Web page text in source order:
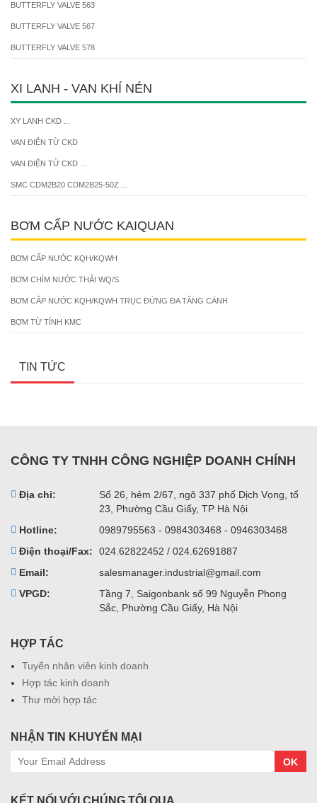
BUTTERFLY VALVE 563
BUTTERFLY VALVE 567
BUTTERFLY VALVE 578
XI LANH - VAN KHÍ NÉN
XY LANH CKD ...
VAN ĐIỆN TỪ CKD
VAN ĐIỆN TỪ CKD ...
SMC CDM2B20 CDM2B25-50Z ...
BƠM CẤP NƯỚC KAIQUAN
BƠM CẤP NƯỚC KQH/KQWH
BƠM CHÌM NƯỚC THẢI WQ/S
BƠM CẤP NƯỚC KQH/KQWH TRỤC ĐỨNG ĐA TẦNG CÁNH
BƠM TỪ TÍNH KMC
TIN TỨC
CÔNG TY TNHH CÔNG NGHIỆP DOANH CHÍNH
Địa chỉ:
Số 26, hẻm 2/67, ngõ 337 phố Dịch Vọng, tổ
23, Phường Cầu Giấy, TP Hà Nội
Hotline:
0989795563 - 0984303468 - 0946303468
Điện thoại/Fax:
024.62822452 / 024.62691887
Email:
salesmanager.industrial@gmail.com
VPGD:
Tầng 7, Saigonbank số 99 Nguyễn Phong
Sắc, Phường Cầu Giấy, Hà Nội
HỢP TÁC
Tuyển nhân viên kinh doanh
Hợp tác kinh doanh
Thư mời hợp tác
NHẬN TIN KHUYẾN MẠI
OK